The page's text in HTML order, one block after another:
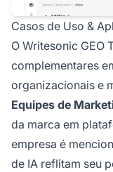
Casos de Uso &
O Writesonic GEO
complementares
organizacionais e
Equipes de
da marca em
empresa é
de IA reflitam seu